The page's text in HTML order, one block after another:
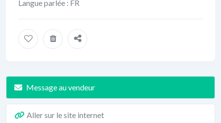
Langue parlée : FR
Message au vendeur
Aller sur le site internet